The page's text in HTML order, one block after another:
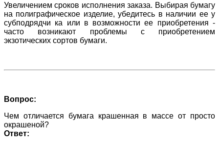
Увеличением сроков исполнения заказа. Выбирая бумагу
на полиграфическое изделие, убедитесь в наличии ее у
субподрядчи ка или в возможности ее приобретения -
часто возникают проблемы с приобретением
экзотических сортов бумаги.
Вопрос:
Чем отличается бумага крашенная в массе от просто
окрашеной?
Ответ: